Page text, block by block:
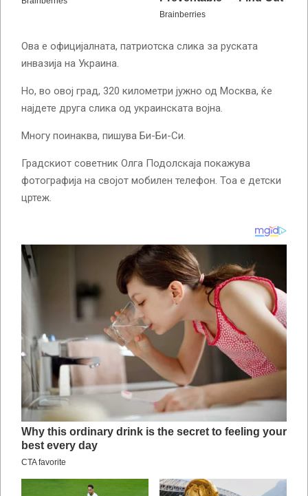
Ова е официјалната, патриотска слика за руската
инвазија на Украина.
Но, во овој град, 320 километри јужно од Москва, ќе
најдете друга слика од украинската војна.
Многу поинаква, пишува Би-Би-Си.
Градскиот советник Олга Подолскаја покажува
фотографија на својот мобилен телефон. Тоа е детски
цртеж.